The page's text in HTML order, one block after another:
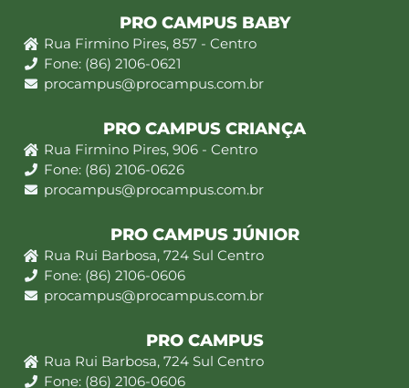
PRO CAMPUS BABY
Rua Firmino Pires, 857 - Centro
Fone: (86) 2106-0621
procampus@procampus.com.br
PRO CAMPUS CRIANÇA
Rua Firmino Pires, 906 - Centro
Fone: (86) 2106-0626
procampus@procampus.com.br
PRO CAMPUS JÚNIOR
Rua Rui Barbosa, 724 Sul Centro
Fone: (86) 2106-0606
procampus@procampus.com.br
PRO CAMPUS
Rua Rui Barbosa, 724 Sul Centro
Fone: (86) 2106-0606